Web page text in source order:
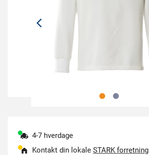
4-7 hverdage
Kontakt din lokale STARK forretning